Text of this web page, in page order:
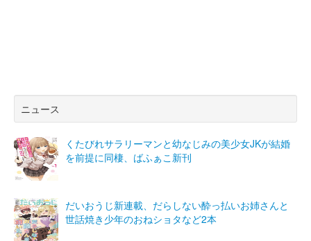
ニュース
くたびれサラリーマンと幼なじみの美少女JKが結婚
を前提に同棲、ばふぁこ新刊
だいおうじ新連載、だらしない酔っ払いお姉さんと
世話焼き少年のおねショタなど2本